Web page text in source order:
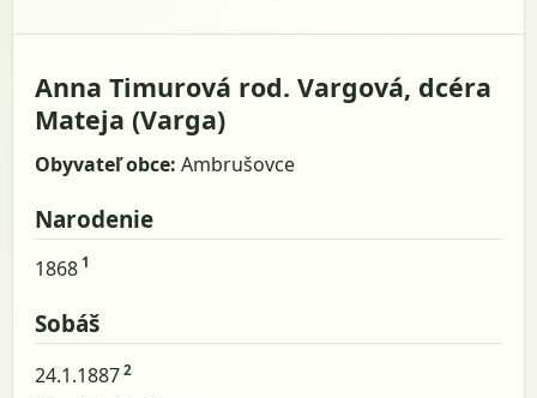
Anna Timurová rod. Vargová, dcéra
Mateja (Varga)
Obyvateľ obce: Ambrušovce
Narodenie
1868 1
Sobáš
24.1.1887 2